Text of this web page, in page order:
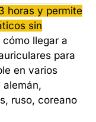
horas y permite
sin
cómo llegar a
para
en varios
alemán,
ruso, coreano